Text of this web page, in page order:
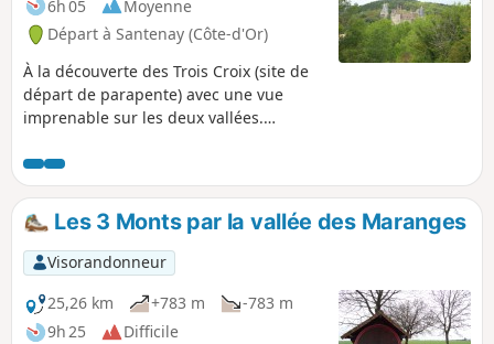
6h 05
Moyenne
Départ à Santenay (Côte-d'Or)
À la découverte des Trois Croix (site de
départ de parapente) avec une vue
imprenable sur les deux vallées.
finir le Château de la Rochepot.
Les 3 Monts par la vallée des Maranges
Visorandonneur
25,26 km
+783 m
-783 m
9h 25
Difficile